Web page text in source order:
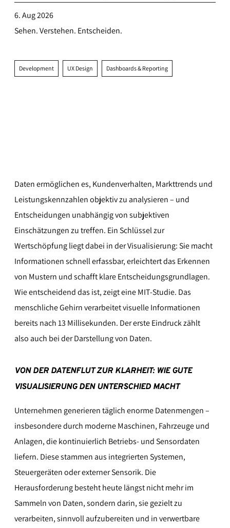
6. Aug 2026
Sehen. Verstehen. Entscheiden.
Development UX Design Dashboards & Reporting
Daten ermöglichen es, Kundenverhalten, Markttrends und
Leistungskennzahlen objektiv zu analysieren – und
Entscheidungen unabhängig von subjektiven
Einschätzungen zu treffen. Ein Schlüssel zur
Wertschöpfung liegt dabei in der Visualisierung: Sie macht
Informationen schnell erfassbar, erleichtert das Erkennen
von Mustern und schafft klare Entscheidungsgrundlagen.
Wie entscheidend das ist, zeigt eine MIT-Studie. Das
menschliche Gehirn verarbeitet visuelle Informationen
bereits nach 13 Millisekunden. Der erste Eindruck zählt
also auch bei der Darstellung von Daten.
VON DER DATENFLUT ZUR KLARHEIT: WIE GUTE
VISUALISIERUNG DEN UNTERSCHIED MACHT
Unternehmen generieren täglich enorme Datenmengen –
insbesondere durch moderne Maschinen, Fahrzeuge und
Anlagen, die kontinuierlich Betriebs- und Sensordaten
liefern. Diese stammen aus integrierten Systemen,
Steuergeräten oder externer Sensorik. Die
Herausforderung besteht heute längst nicht mehr im
Sammeln von Daten, sondern darin, sie gezielt zu
verarbeiten, sinnvoll aufzubereiten und in verwertbare